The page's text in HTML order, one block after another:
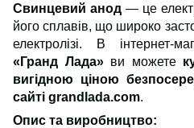
Свинцевий анод — це
його сплавів, що широко
електролізі. В інтернет-
«Гранд Лада»ви можете
вигідною ціною
сайті grandlada.com.
Опис та виробництво: